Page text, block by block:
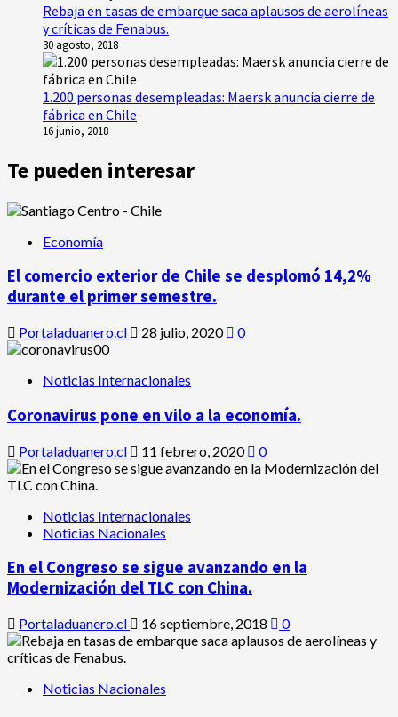
Rebaja en tasas de embarque saca aplausos de aerolíneas
y críticas de Fenabus.
30 agosto, 2018
1.200 personas desempleadas: Maersk anuncia cierre de
fábrica en Chile
16 junio, 2018
Te pueden interesar
Economía
El comercio exterior de Chile se desplomó 14,2%
durante el primer semestre.
Portaladuanero.cl 28 julio, 2020 0
Noticias Internacionales
Coronavirus pone en vilo a la economía.
Portaladuanero.cl 11 febrero, 2020 0
Noticias Internacionales
Noticias Nacionales
En el Congreso se sigue avanzando en la
Modernización del TLC con China.
Portaladuanero.cl 16 septiembre, 2018 0
Noticias Nacionales